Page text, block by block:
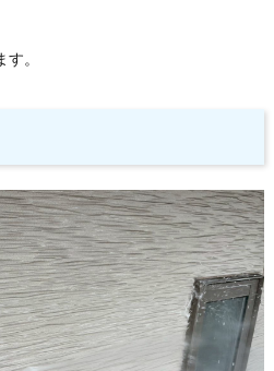
。